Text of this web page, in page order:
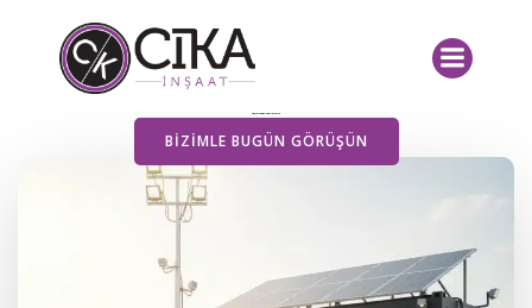
BIZIMLE BUGÜN GÖRÜŞÜN
Yayımlanan Yazılarımız